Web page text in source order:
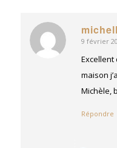
dit
:
9 février
Excellent
maison
Michèle,
Répondre